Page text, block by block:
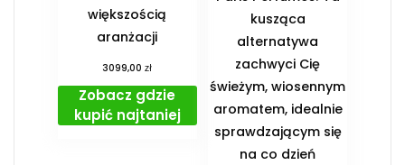
większością
aranżacji
3099,00zł
Zobacz gdzie
kupić najtaniej
kusząca
alternatywa
zachwyci Cię
świeżym, wiosennym
aromatem, idealnie
sprawdzającym się
na co dzień